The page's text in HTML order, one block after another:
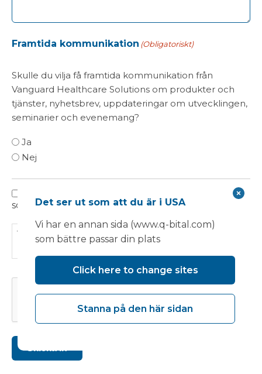
Framtida kommunikation (Obligatoriskt)
Skulle du vilja få framtida kommunikation från
Vanguard Healthcare Solutions om produkter och
tjänster, nyhetsbrev, uppdateringar om utvecklingen,
seminarier och evenemang?
Ja
Nej
Integritetspolicy
som beskrivs i integritetspolicyn.
Vänligen läs vår Integritetspolicy
hur vi använder din information.
CAPTCHA
Skicka in
Det ser ut som att du är i USA
Vi har en annan sida (www.q-bital.com)
som bättre passar din plats
Click here to change sites
Stanna på den här sidan